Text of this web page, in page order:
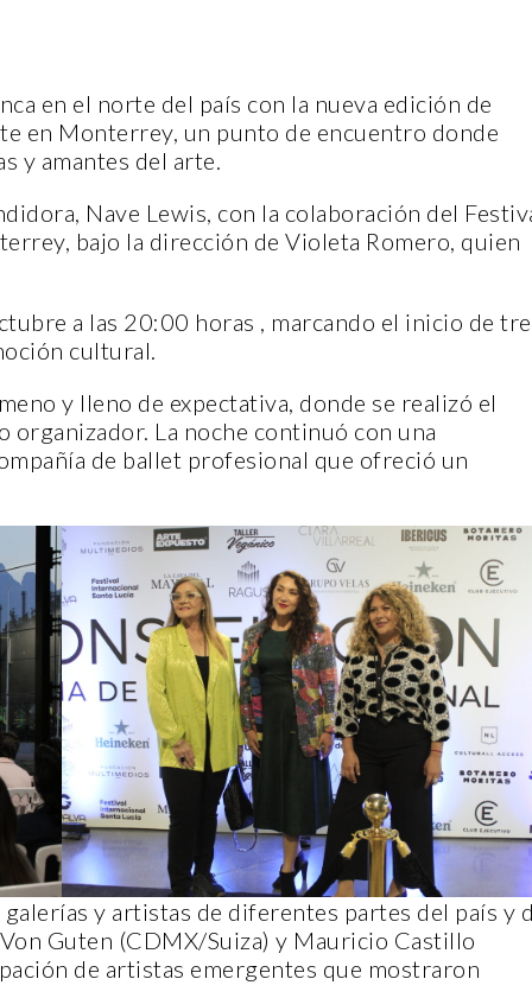
en el norte del país con la nueva edición de
en Monterrey, un punto de encuentro donde
y amantes del arte.
Nave Lewis, con la colaboración del
bajo la dirección de Violeta Romero, quien
a las 20:00 horas , marcando el inicio de
cultural.
y lleno de expectativa, donde se realizó el
La noche continuó con una
de ballet profesional que ofreció un
y artistas de diferentes partes del país y
Guten (CDMX/Suiza) y Mauricio Castillo
de artistas emergentes que mostraron
CANTERA
PLENITUD CON CRISTO.
FELIPE DE JESÚS
GALLEGOS